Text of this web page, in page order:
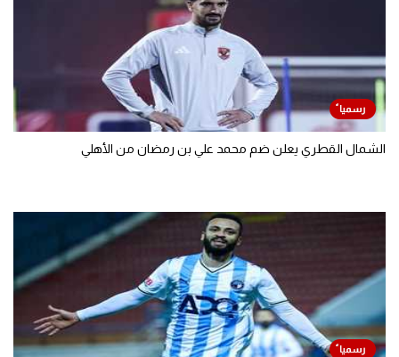
الشمال القطري يعلن ضم محمد علي بن رمضان من الأهلي